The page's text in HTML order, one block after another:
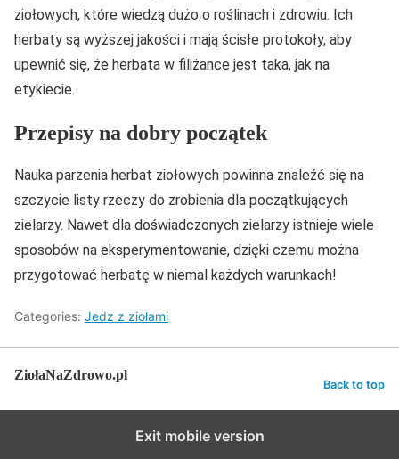
ziołowych, które wiedzą dużo o roślinach i zdrowiu. Ich
herbaty są wyższej jakości i mają ścisłe protokoły, aby
upewnić się, że herbata w filiżance jest taka, jak na
etykiecie.
Przepisy na dobry początek
Nauka parzenia herbat ziołowych powinna znaleźć się na
szczycie listy rzeczy do zrobienia dla początkujących
zielarzy. Nawet dla doświadczonych zielarzy istnieje wiele
sposobów na eksperymentowanie, dzięki czemu można
przygotować herbatę w niemal każdych warunkach!
Categories: Jedz z ziołami
ZiołaNaZdrowo.pl
Back to top
Exit mobile version